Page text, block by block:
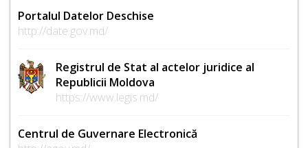
Portalul Datelor Deschise
http://date.gov.md/
Registrul de Stat al actelor juridice al
Republicii Moldova
https://www.legis.md/
Centrul de Guvernare Electronică